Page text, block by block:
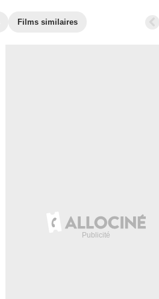
Films similaires